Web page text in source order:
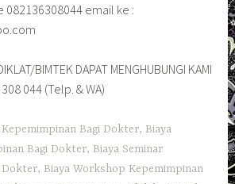
082136308044 email ke :
BIMTEK DAPAT MENGHUBUNGI KAMI
044 (Telp. & WA)
Bagi Dokter, Biaya
Bagi Dokter, Biaya Seminar
Dokter, Biaya Workshop Kepemimpinan